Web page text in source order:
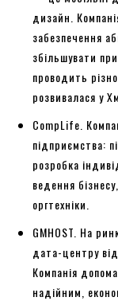
дизайн.
забезпечення
збільшувати
проводить
розвивалася у
CompLife.
підприємства:
розробка
ведення
оргтехніки.
GMHOST. На
дата-центру
Компанія
надійним,